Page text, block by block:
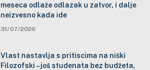
meseca odlaže odlazak u zatvor, i dalje
neizvesno kada ide
31/07/2026
Vlast nastavlja s pritiscima na niški
Filozofski – još studenata bez budžeta,